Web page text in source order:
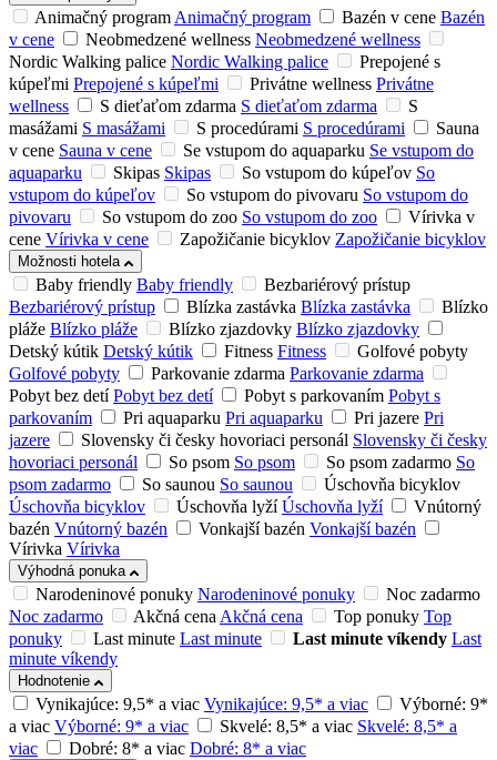
Animačný programAnimačný program Bazén v cene Bazén
v cene
Neobmedzené wellness Neobmedzené wellness
Nordic Walking palice Nordic Walking palice
Prepojené s
kúpeľmi Prepojené s kúpeľmi Privátne wellness Privátne
wellness
S dieťaťom zdarma S dieťaťom zdarma
S
masážami S masážami S procedúrami S procedúrami
Sauna
v cene Sauna v cene Se vstupom do aquaparku Se vstupom do
aquaparku
Skipas Skipas So vstupom do kúpeľov So
vstupom do kúpeľov
So vstupom do pivovaru So vstupom do
pivovaru
So vstupom do zoo So vstupom do zoo
Vírivka v
cene Vírivka v cene Zapožičanie bicyklov Zapožičanie bicyklov
Možnosti hotela
Baby friendly Baby friendly
Bezbariérový prístup
Bezbariérový prístup
Blízka zastávka Blízka zastávka
Blízko
pláže Blízko pláže Blízko zjazdovky Blízko zjazdovky
Detský kútik Detský kútik Fitness Fitness
Golfové pobyty
Golfové pobyty
Parkovanie zdarma Parkovanie zdarma
Pobyt bez detí Pobyt bez detí Pobyt s parkovaním Pobyt s
parkovaním
Pri aquaparku Pri aquaparku Pri jazere Pri
jazere
Slovensky či česky hovoriaci personál Slovensky či česky
hovoriaci personál
So psom So psom So psom zadarmo So
psom zadarmo
So saunou So saunou
Úschovňa bicyklov
Úschovňa bicyklov
Úschovňa lyží Úschovňa lyží
Vnútorný
bazén Vnútorný bazén Vonkajší bazén Vonkajší bazén
Vírivka Vírivka
Výhodná ponuka
Narodeninové ponuky Narodeninové ponuky
Noc zadarmo
Noc zadarmo
Akčná cenaAkčná cena Top ponuky Top
ponuky
Last minute Last minute Last minute víkendy Last
minute víkendy
Hodnotenie
Vynikajúce: 9,5* a viac Vynikajúce: 9,5* a viac
Výborné: 9*
a viac Výborné: 9* a viac Skvelé: 8,5* a viac Skvelé: 8,5* a
viac
Dobré: 8* a viac Dobré: 8* a viac